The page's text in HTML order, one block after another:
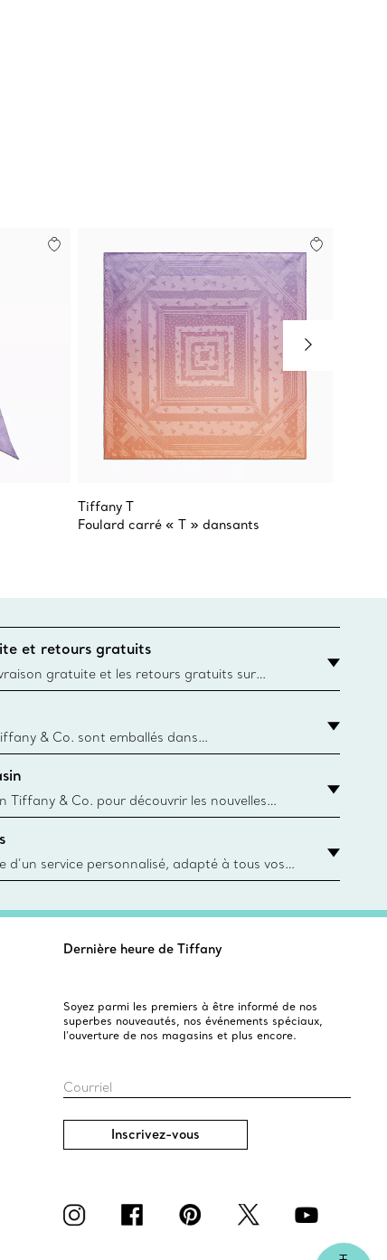
Tiffany T
Foulard carré « T » dansants
et retours gratuits
gratuite et les retours gratuits sur
Tiffany & Co. passées sur le site Web
destination est l’adresse d’un particulier.
& Co. sont emballés dans
Bien que l'histoire de cet emballage célèbre
les Blue Box et sacs sont aujourd'hui
papier provenant de sources durables et de
Tiffany & Co. pour découvrir les nouvelles
emblématiques et bien plus encore.
le plus près
d’un service personnalisé, adapté à tous vos
à la clientèle Tiffany & Co. Que ce soit
Dernière heure de Tiffany
Soyez parmi les premiers à être informé de nos
superbes nouveautés, nos événements spéciaux,
l’ouverture de nos magasins et plus encore.
Courriel
Inscrivez-vous